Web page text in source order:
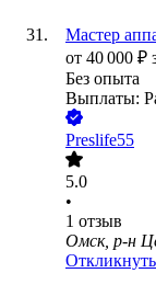
Мастер
от 40 000 ₽
Без опыта
Выплаты:
Preslife55
5.0
•
1 отзыв
Омск, р-н